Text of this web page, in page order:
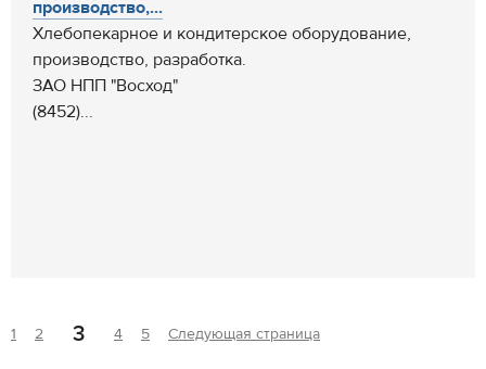
производство,...
Хлебопекарное и кондитерское оборудование,
производство, разработка.
ЗАО НПП "Восход"
(8452)...
1 2 3 4 5 Следующая страница